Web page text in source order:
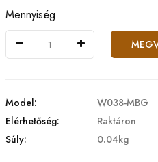
Mennyiség
Model:
W038-MBG
Elérhetőség:
Raktáron
Súly:
0.04kg